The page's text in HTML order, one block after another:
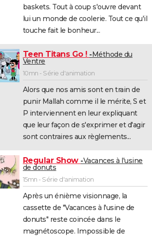
baskets. Tout à coup s'ouvre devant
lui un monde de coolerie. Tout ce qu'il
touche fait le bonheur...
Teen Titans Go ! Méthode du
Ventre
10mn - Série d'animation
Alors que nos amis sont en train de
punir Mallah comme il le mérite, S et
P interviennent en leur expliquant
que leur façon de s'exprimer et d'agir
sont contraires aux règlements...
Regular Show Vacances à l'usine
de donuts
15mn - Série d'animation
Après un énième visionnage, la
cassette de "Vacances à l'usine de
donuts" reste coincée dans le
magnétoscope. Impossible de